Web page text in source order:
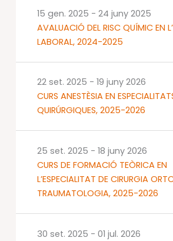
AVALUACIÓ DEL RISC QUÍMIC EN
LABORAL, 2024-2025
15 gen. 2025 - 24 juny 2025
CURS ANESTÈSIA EN
QUIRÚRGIQUES, 2025-2026
22 set. 2025 - 19 juny 2026
CURS DE FORMACIÓ TEÒRICA EN
L’ESPECIALITAT DE CIRURGIA
TRAUMATOLOGIA, 2025-2026
25 set. 2025 - 18 juny 2026
30 set. 2025 - 01 jul. 2026